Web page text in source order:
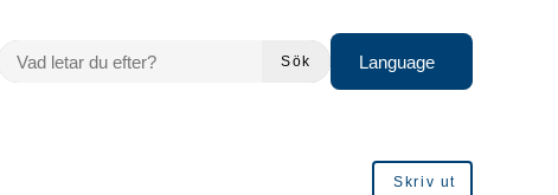
VAD LETAR DU EFTER?
Sök
Language
Skriv ut